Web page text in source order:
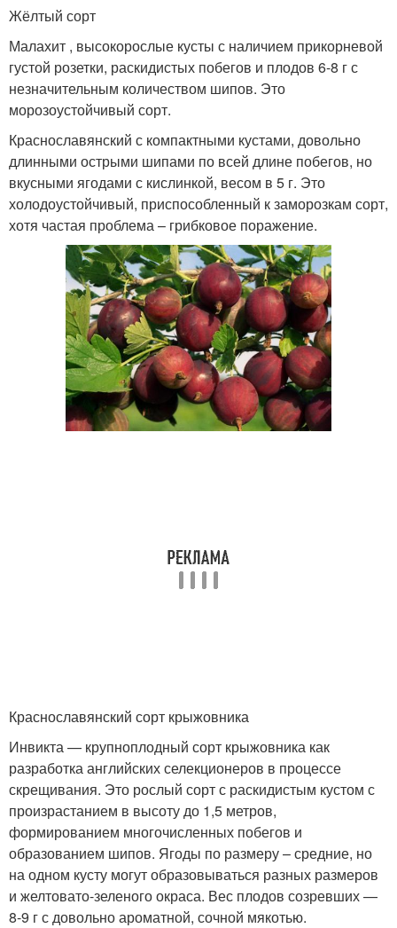
Жёлтый сорт
Малахит , высокорослые кусты с наличием прикорневой
густой розетки, раскидистых побегов и плодов 6-8 г с
незначительным количеством шипов. Это
морозоустойчивый сорт.
Краснославянский с компактными кустами, довольно
длинными острыми шипами по всей длине побегов, но
вкусными ягодами с кислинкой, весом в 5 г. Это
холодоустойчивый, приспособленный к заморозкам сорт,
хотя частая проблема – грибковое поражение.
Краснославянский сорт крыжовника
Инвикта — крупноплодный сорт крыжовника как
разработка английских селекционеров в процессе
скрещивания. Это рослый сорт с раскидистым кустом с
произрастанием в высоту до 1,5 метров,
формированием многочисленных побегов и
образованием шипов. Ягоды по размеру – средние, но
на одном кусту могут образовываться разных размеров
и желтовато-зеленого окраса. Вес плодов созревших —
8-9 г с довольно ароматной, сочной мякотью.